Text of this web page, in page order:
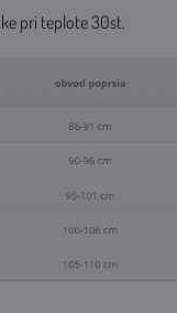
pri teplote 30st.